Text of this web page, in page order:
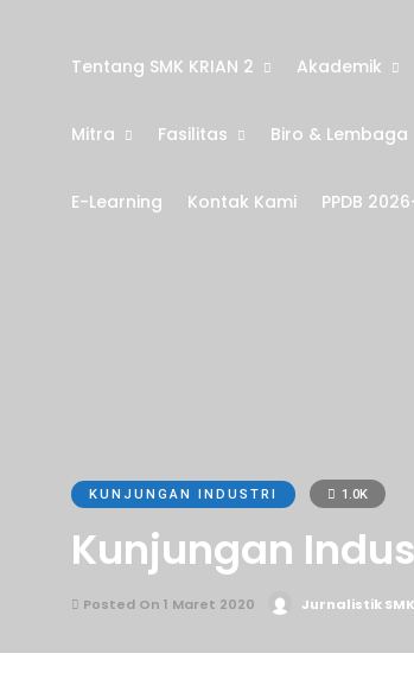
Tentang SMK KRIAN 2 Akademik
Mitra Fasilitas Biro & Lembaga
E-Learning Kontak Kami PPDB
KUNJUNGAN INDUSTRI 1.0K
Kunjungan
Posted On 1 Maret 2020 Jurnalistik